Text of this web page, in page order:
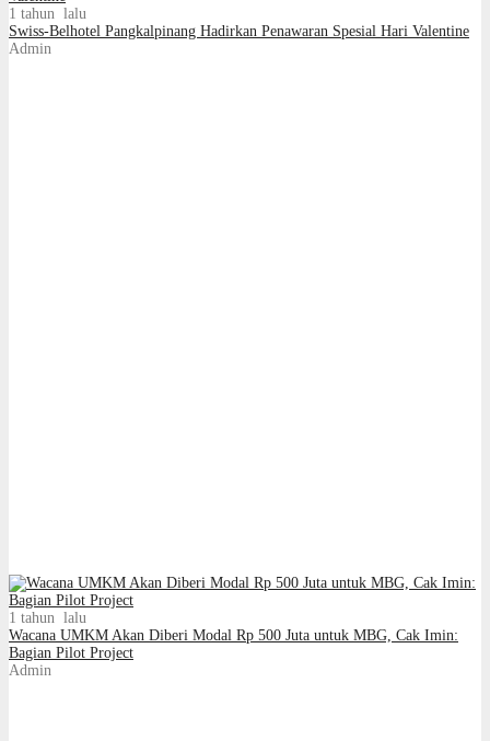
1 tahun lalu
Swiss-Belhotel Pangkalpinang Hadirkan Penawaran Spesial Hari Valentine
Admin
1 tahun lalu
Wacana UMKM Akan Diberi Modal Rp 500 Juta untuk MBG, Cak Imin:
Bagian Pilot Project
Admin